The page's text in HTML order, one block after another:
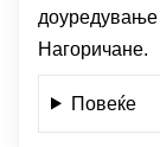
доуредување
Нагоричане.
Повеќе